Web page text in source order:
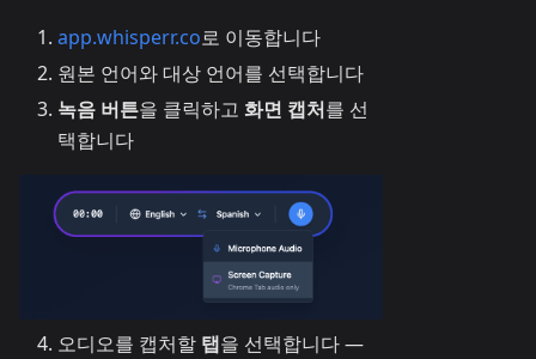
app.whisperr.co로 이동합니다
원본 언어와 대상 언어를 선택합니다
녹음 버튼을 클릭하고 화면 캡처를 선
택합니다
오디오를 캡처할 탭을 선택합니다 —